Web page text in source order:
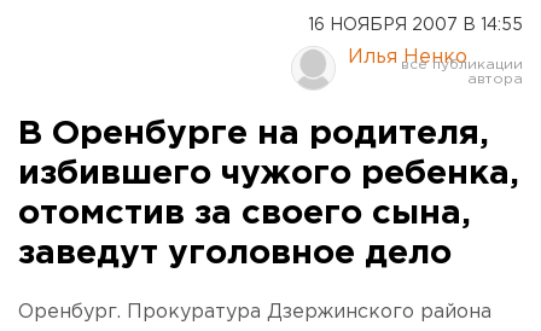
16 НОЯБРЯ 2007 В 14:55
Илья Ненко
В Оренбурге на родителя,
избившего чужого ребенка,
отомстив за своего сына,
заведут уголовное дело
Оренбург. Прокуратура Дзержинского района